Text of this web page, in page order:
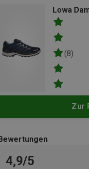
Lowa
(8)
Zur
4,9/5